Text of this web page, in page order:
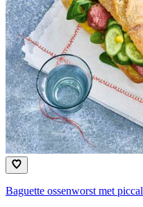
Baguette ossenworst met